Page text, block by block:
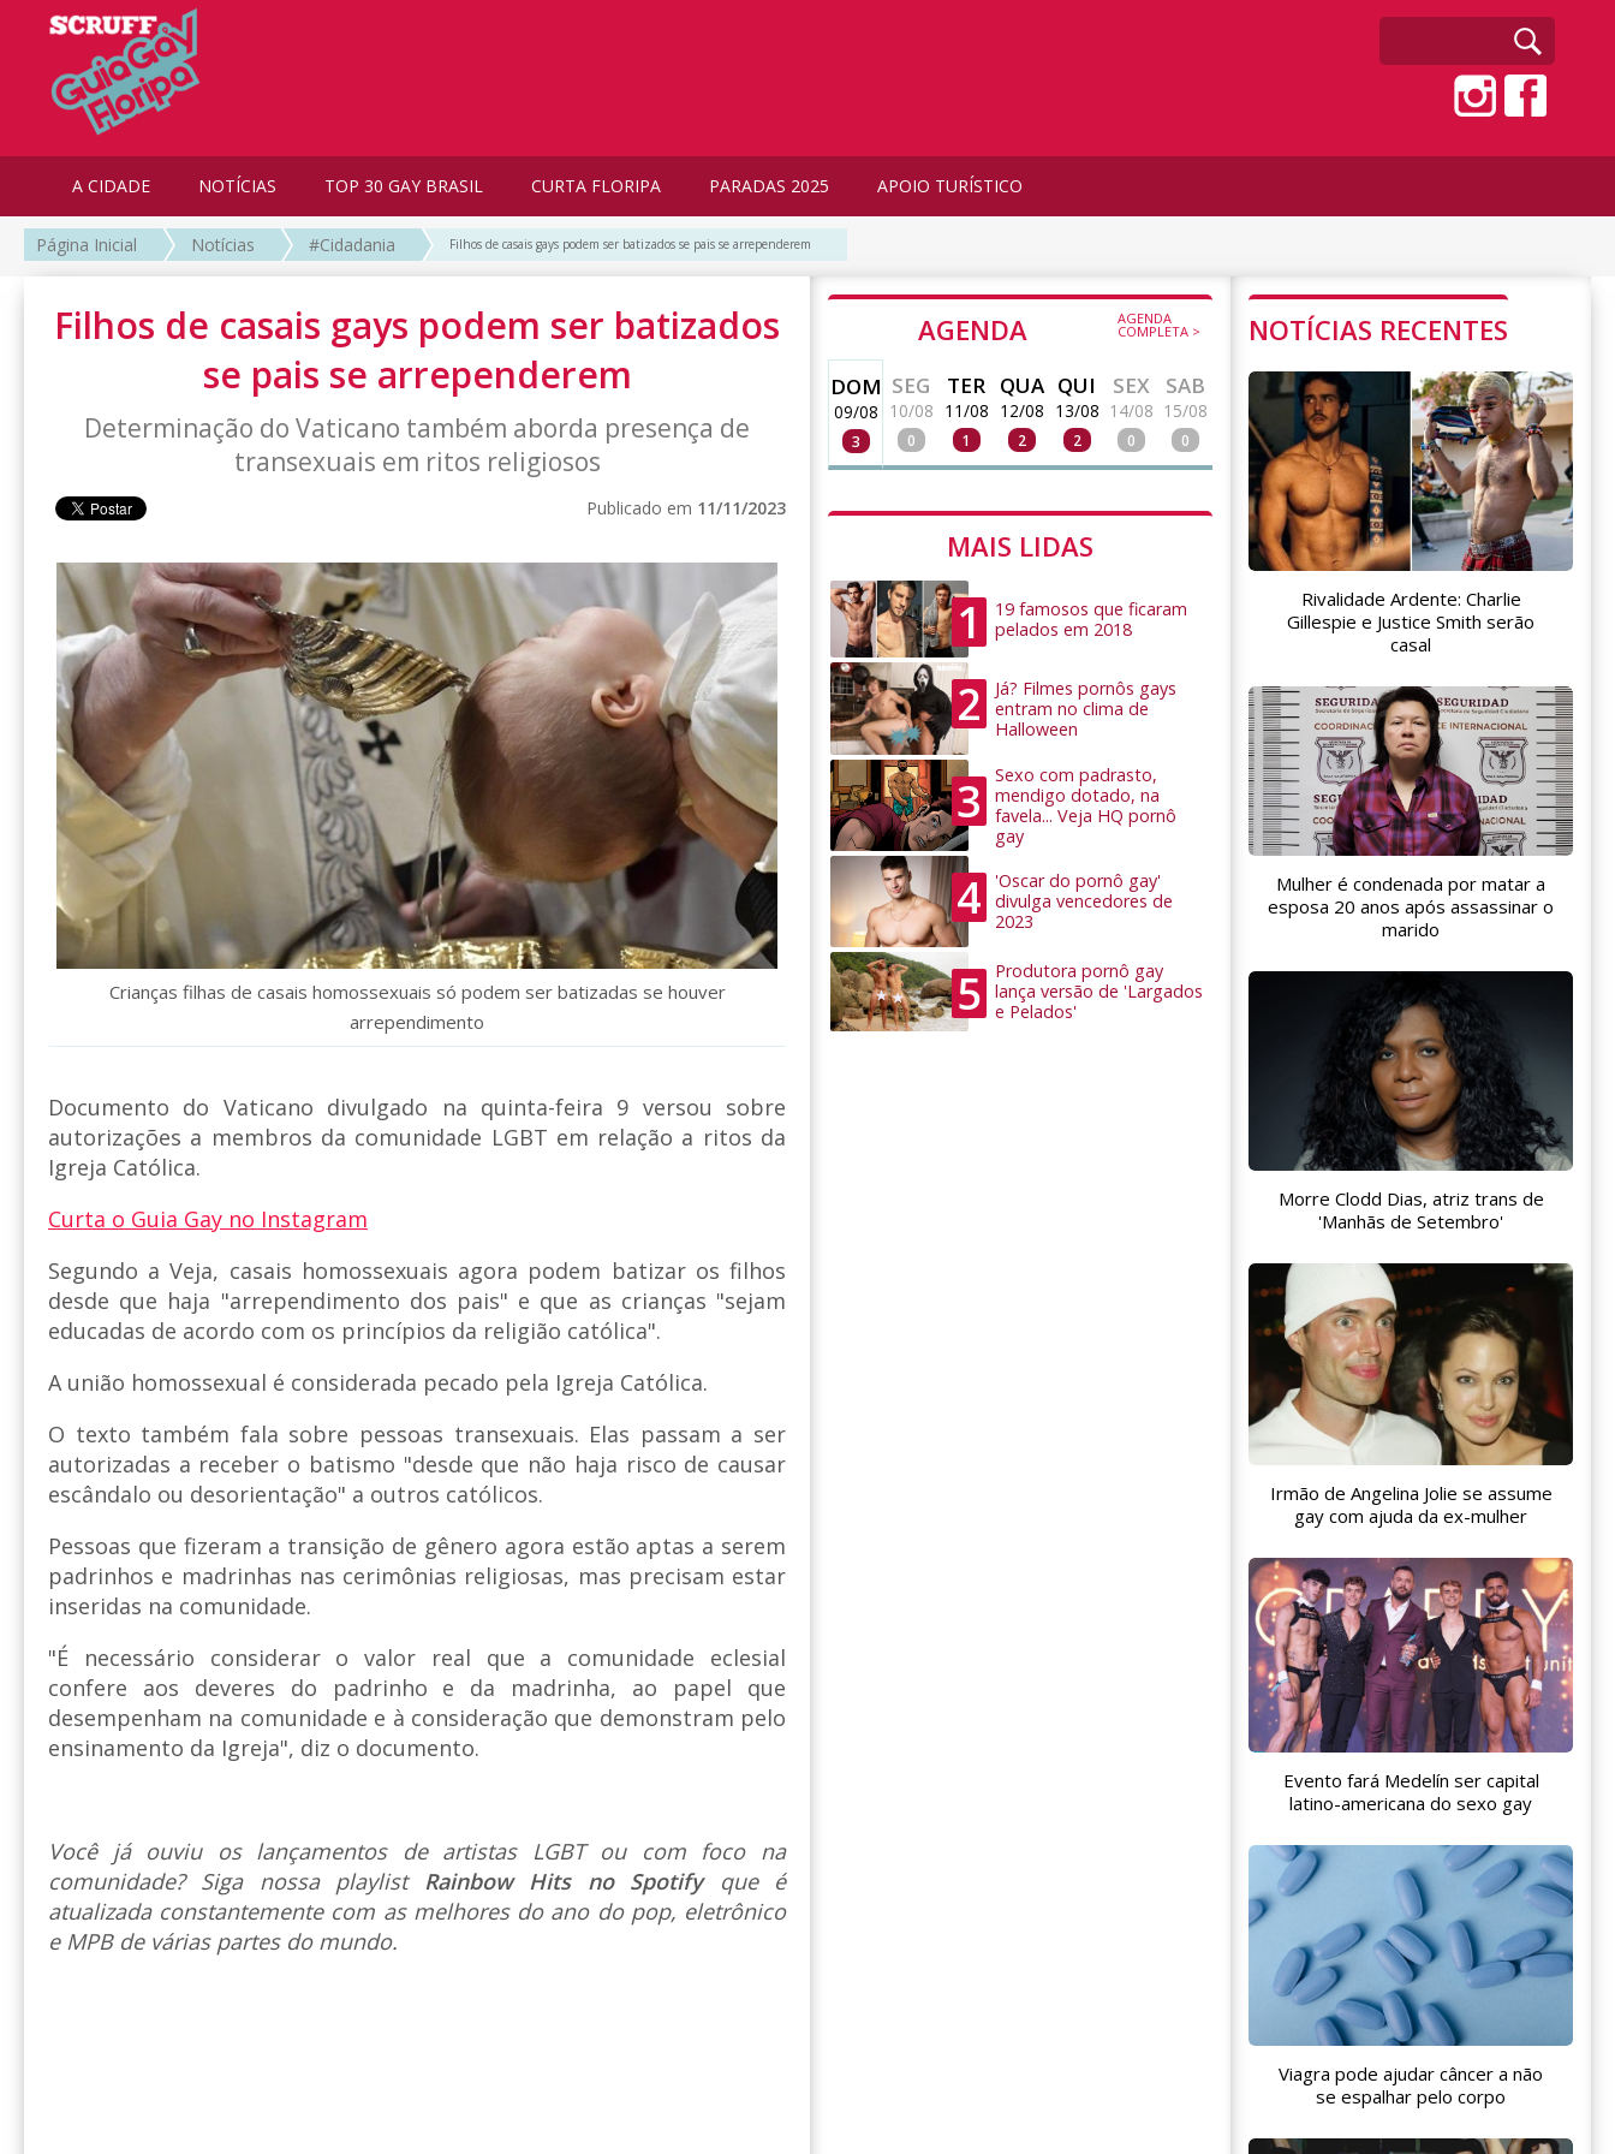
A CIDADE NOTÍCIAS TOP 30 GAY BRASIL CURTA FLORIPA PARADAS 2025 APOIO TURÍSTICO
Página Inicial Notícias #Cidadania Filhos de casais gays podem ser batizados se pais se arrependerem
Filhos de casais gays podem ser batizados
se pais se arrependerem
Determinação do Vaticano também aborda presença de
transexuais em ritos religiosos
Publicado em 11/11/2023
Crianças filhas de casais homossexuais só podem ser batizadas se houver
arrependimento
Documento do Vaticano divulgado na quinta-feira 9 versou sobre
autorizações a membros da comunidade LGBT em relação a ritos da
Igreja Católica.
Curta o Guia Gay no Instagram
Segundo a Veja, casais homossexuais agora podem batizar os filhos
desde que haja "arrependimento dos pais" e que as crianças "sejam
educadas de acordo com os princípios da religião católica".
A união homossexual é considerada pecado pela Igreja Católica.
O texto também fala sobre pessoas transexuais. Elas passam a ser
autorizadas a receber o batismo "desde que não haja risco de causar
escândalo ou desorientação" a outros católicos.
Pessoas que fizeram a transição de gênero agora estão aptas a serem
padrinhos e madrinhas nas cerimônias religiosas, mas precisam estar
inseridas na comunidade.
"É necessário considerar o valor real que a comunidade eclesial
confere aos deveres do padrinho e da madrinha, ao papel que
desempenham na comunidade e à consideração que demonstram pelo
ensinamento da Igreja", diz o documento.
Você já ouviu os lançamentos de artistas LGBT ou com foco na
comunidade? Siga nossa playlist Rainbow Hits no Spotify que é
atualizada constantemente com as melhores do ano do pop, eletrônico
e MPB de várias partes do mundo.
AGENDA AGENDA
COMPLETA >
DOM
09/08
3
SEG
10/08
0
TER
11/08
1
QUA
12/08
2
QUI
13/08
2
SEX
14/08
0
SAB
15/08
0
MAIS LIDAS
1
19 famosos que ficaram
pelados em 2018
2
Já? Filmes pornôs gays
entram no clima de
Halloween
3
Sexo com padrasto,
mendigo dotado, na
favela... Veja HQ pornô
gay
4
'Oscar do pornô gay'
divulga vencedores de
2023
5
Produtora pornô gay
lança versão de 'Largados
e Pelados'
NOTÍCIAS RECENTES
Rivalidade Ardente: Charlie
Gillespie e Justice Smith serão
casal
Mulher é condenada por matar a
esposa 20 anos após assassinar o
marido
Morre Clodd Dias, atriz trans de
'Manhãs de Setembro'
Irmão de Angelina Jolie se assume
gay com ajuda da ex-mulher
Evento fará Medelín ser capital
latino-americana do sexo gay
Viagra pode ajudar câncer a não
se espalhar pelo corpo